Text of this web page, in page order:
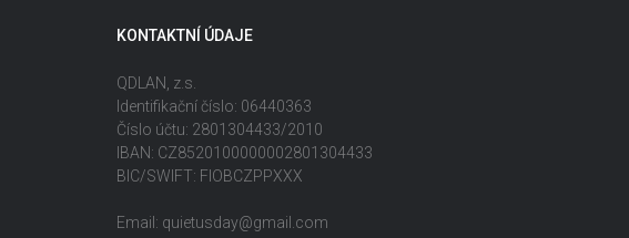
KONTAKTNÍ ÚDAJE
QDLAN, z.s.
Identifikační číslo: 06440363
Číslo účtu: 2801304433/2010
IBAN: CZ8520100000002801304433
BIC/SWIFT: FIOBCZPPXXX
Email: quietusday@gmail.com